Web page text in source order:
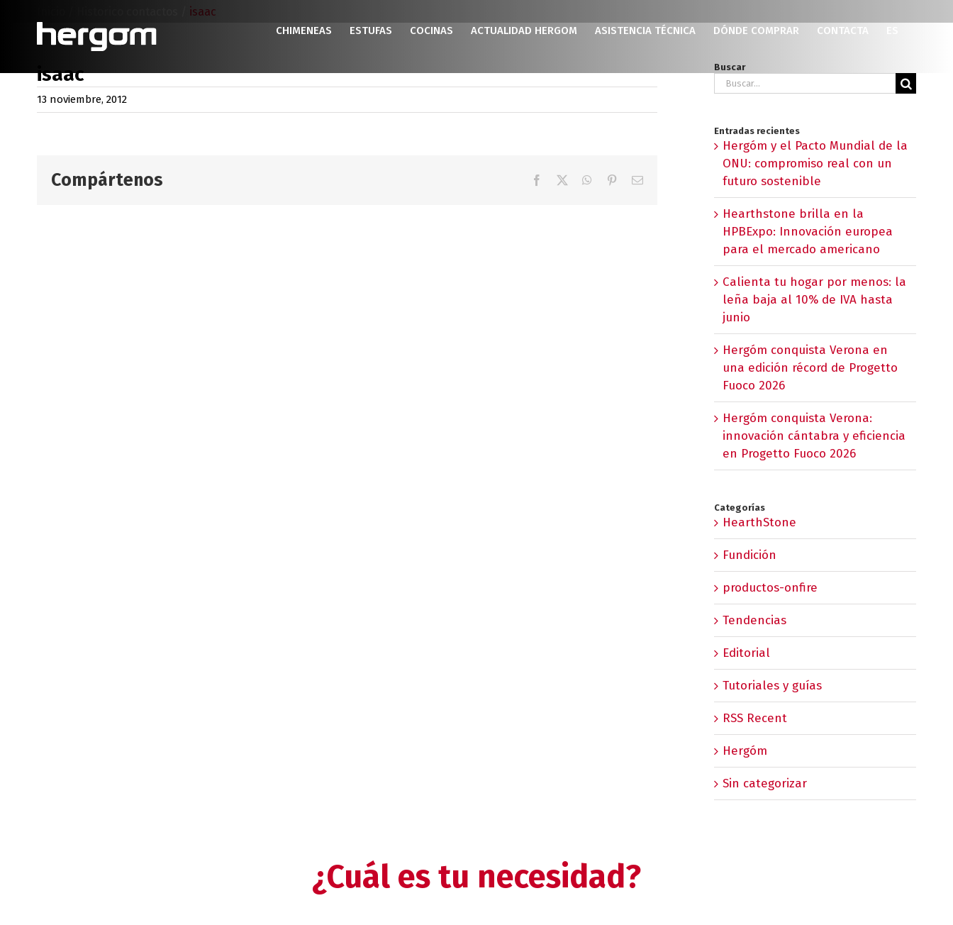
contenido
CHIMENEAS ESTUFAS COCINAS ACTUALIDAD HERGOM ASISTENCIA TÉCNICA DÓNDE COMPRAR CONTACTA
isaac
isaac
13 noviembre, 2012
Compártenos Facebook WhatsApp
PinterestCorreo
Buscar
Buscar:
Entradas recientes
Hergóm y el Pacto Mundial de la
ONU: compromiso real con un
futuro sostenible
Hearthstone brilla en la
HPBExpo: Innovación europea
para el mercado americano
Calienta tu hogar por menos: la
leña baja al 10% de IVA hasta
junio
Hergóm conquista Verona en
una edición récord de Progetto
Fuoco 2026
Hergóm conquista Verona:
innovación cántabra y eficiencia
en Progetto Fuoco 2026
Categorías
HearthStone
Fundición
productos-onfire
Tendencias
Editorial
Tutoriales y guías
RSS Recent
Hergóm
Sin categorizar
¿Cuál es tu necesidad?